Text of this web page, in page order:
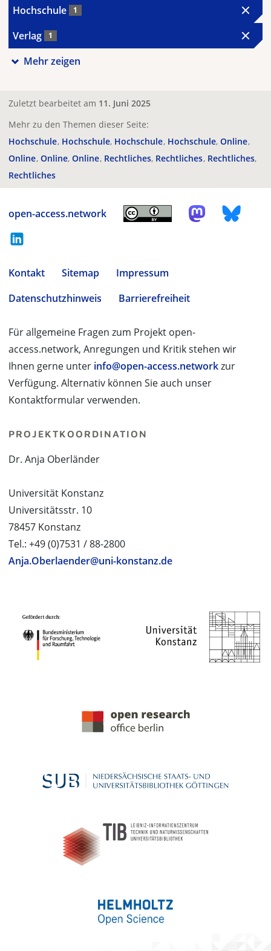
Hochschule 1
Verlag 1
Mehr zeigen
Zuletzt bearbeitet am 11. Juni 2025
Mehr zu den Themen dieser Seite:
Hochschule Hochschule Hochschule Hochschule Online
Online Online Online Rechtliches Rechtliches Rechtliches
Rechtliches
open-access.network
Kontakt Sitemap
Impressum
Datenschutzhinweis
Barrierefreiheit
Für allgemeine Fragen zum Projekt open-
access.network, Anregungen und Kritik stehen wir
Ihnen gerne unter info@open-access.networkzur
Verfügung. Alternativ können Sie auch unser
Kontaktformular verwenden.
PROJEKTKOORDINATION
Dr. Anja Oberländer
Universität Konstanz
Universitätsstr. 10
78457 Konstanz
Tel.: +49 (0)7531 / 88-2800
Anja.Oberlaender@uni-konstanz.de